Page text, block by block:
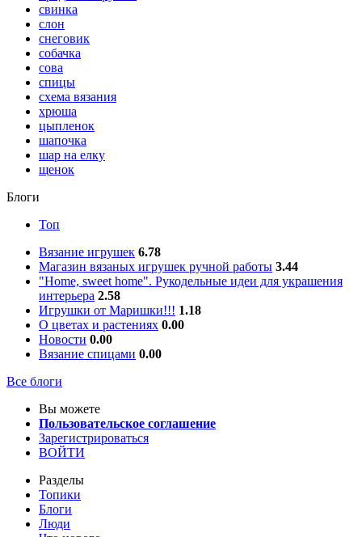
свинка
слон
снеговик
собачка
сова
спицы
схема вязания
хрюша
цыпленок
шапочка
шар на елку
щенок
Блоги
Топ
Вязание игрушек 6.78
Магазин вязаных игрушек ручной работы 3.44
"Home, sweet home". Рукодельные идеи для украшения
интерьера 2.58
Игрушки от Маришки!!! 1.18
О цветах и растениях 0.00
Новости 0.00
Вязание спицами 0.00
Все блоги
Вы можете
Пользовательское соглашение
Зарегистрироваться
ВОЙТИ
Разделы
Топики
Блоги
Люди